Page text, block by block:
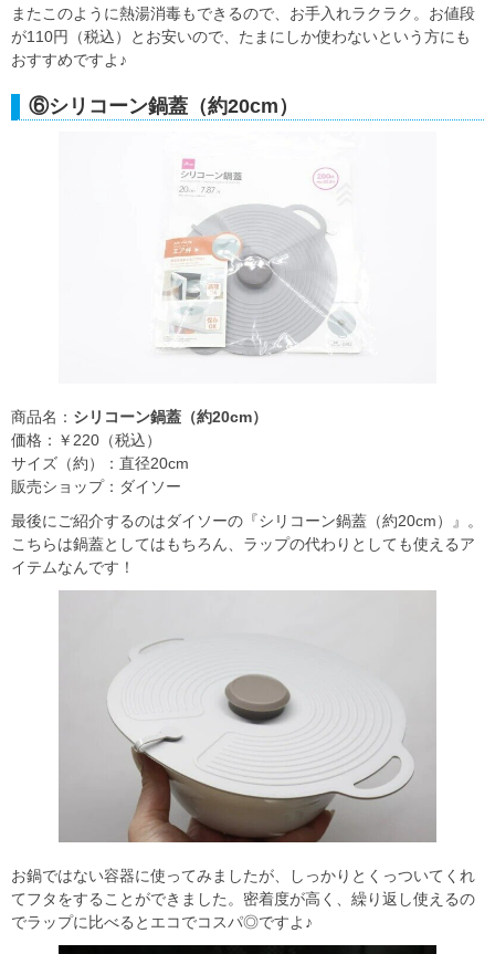
またこのように熱湯消毒もできるので、お手入れラクラク。お値段
が110円（税込）とお安いので、たまにしか使わないという方にも
おすすめですよ♪
⑥シリコーン鍋蓋（約20cm）
商品名： シリコーン鍋蓋（約20cm）
価格：￥220（税込）
サイズ（約）：直径20cm
販売ショップ：ダイソー
最後にご紹介するのはダイソーの『シリコーン鍋蓋（約20cm）』。
こちらは鍋蓋としてはもちろん、ラップの代わりとしても使えるア
イテムなんです！
お鍋ではない容器に使ってみましたが、しっかりとくっついてくれ
てフタをすることができました。密着度が高く、繰り返し使えるの
でラップに比べるとエコでコスパ◎ですよ♪